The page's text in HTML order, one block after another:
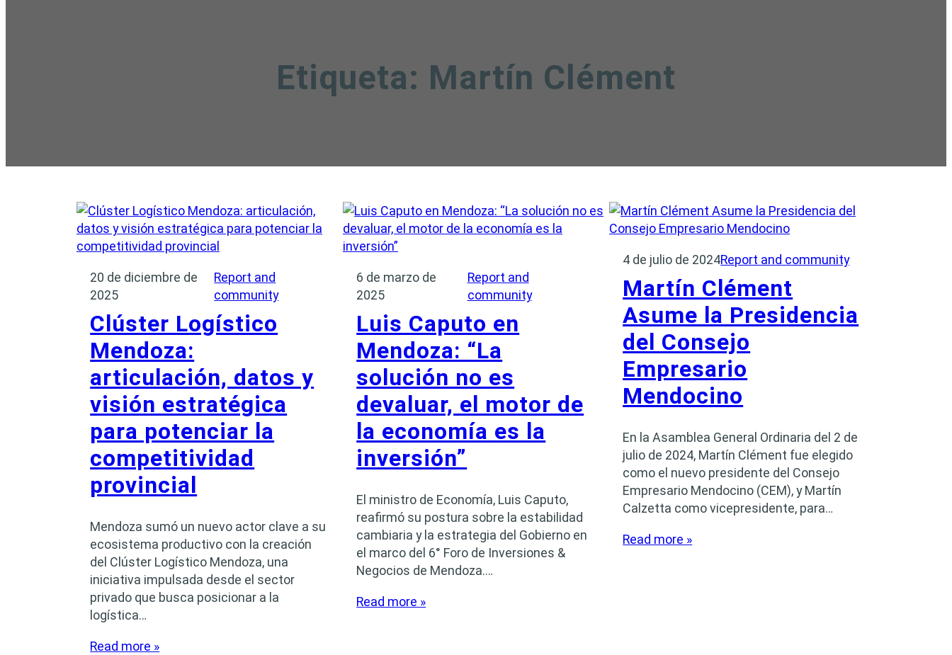
Etiqueta: Martín Clément
20 de diciembre de
2025
Report and
community
Clúster Logístico
Mendoza:
articulación, datos y
visión estratégica
para potenciar la
competitividad
provincial
Mendoza sumó un nuevo actor clave a su
ecosistema productivo con la creación
del Clúster Logístico Mendoza, una
iniciativa impulsada desde el sector
privado que busca posicionar a la
logística…
Read more »
6 de marzo de
2025
Report and
community
Luis Caputo en
Mendoza: “La
solución no es
devaluar, el motor de
la economía es la
inversión”
El ministro de Economía, Luis Caputo,
reafirmó su postura sobre la estabilidad
cambiaria y la estrategia del Gobierno en
el marco del 6° Foro de Inversiones &
Negocios de Mendoza.…
Read more »
4 de julio de 2024Report and community
Martín Clément
Asume la Presidencia
del Consejo
Empresario
Mendocino
En la Asamblea General Ordinaria del 2 de
julio de 2024, Martín Clément fue elegido
como el nuevo presidente del Consejo
Empresario Mendocino (CEM), y Martín
Calzetta como vicepresidente, para…
Read more »